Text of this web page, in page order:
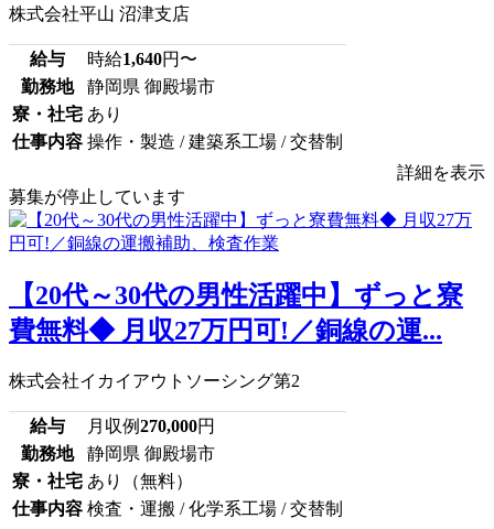
株式会社平山 沼津支店
給与 時給1,640円〜
勤務地
静岡県 御殿場市
寮・社宅 あり
仕事内容 操作・製造 / 建築系工場 / 交替制
詳細を表示
募集が停止しています
【20代～30代の男性活躍中】ずっと寮
費無料◆ 月収27万円可!／銅線の運...
株式会社イカイアウトソーシング第2
給与 月収例270,000円
勤務地
静岡県 御殿場市
寮・社宅 あり（無料）
仕事内容 検査・運搬 / 化学系工場 / 交替制